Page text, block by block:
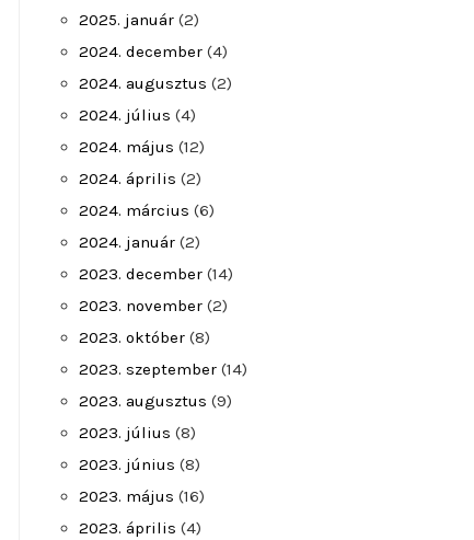
2025. január (2)
2024. december (4)
2024. augusztus (2)
2024. július (4)
2024. május (12)
2024. április (2)
2024. március (6)
2024. január (2)
2023. december (14)
2023. november (2)
2023. október (8)
2023. szeptember (14)
2023. augusztus (9)
2023. július (8)
2023. június (8)
2023. május (16)
2023. április (4)